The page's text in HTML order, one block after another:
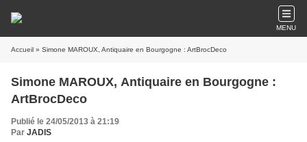
MENU
Accueil » Simone MAROUX, Antiquaire en Bourgogne : ArtBrocDeco
Simone MAROUX, Antiquaire en Bourgogne :
ArtBrocDeco
Publié le 24/05/2013 à 21:19
Par JADIS